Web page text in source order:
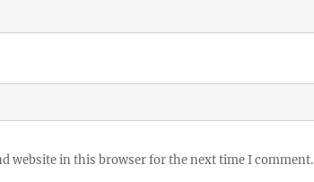
website in this browser for the next time I comment.